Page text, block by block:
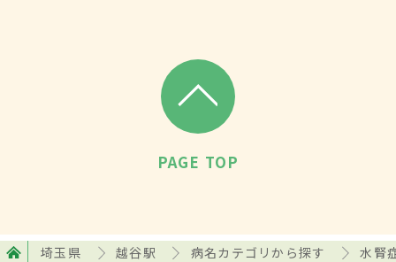
PAGE TOP
埼玉県 越谷駅 病名カテゴリから探す 水腎